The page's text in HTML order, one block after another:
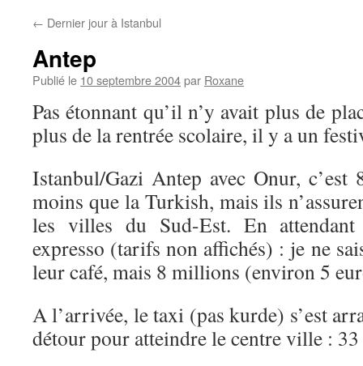
← Dernier jour à Istanbul
Antep
Publié le 10 septembre 2004par Roxane
Pas étonnant qu’il n’y avait plus de
plus de la rentrée scolaire, il y a un
Istanbul/Gazi Antep avec Onur,
moins que la Turkish, mais ils
les villes du Sud-Est. En
expresso (tarifs non affichés) : je ne
leur café, mais 8 millions (environ 5
A l’arrivée, le taxi (pas kurde) s’est
détour pour atteindre le centre ville :